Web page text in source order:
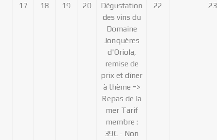
17 18 19 20
Dégustation
des vins du
Domaine
Jonquères
d'Oriola,
remise de
prix et dîner
à thème =>
Repas de la
mer Tarif
membre :
39€ - Non
22 23